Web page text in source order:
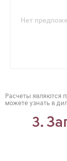
Нет
Расчеты являются
можете узнать в
3.